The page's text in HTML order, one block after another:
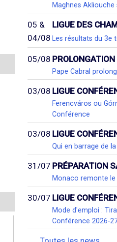
Maghnes Akliouche
05 &
04/08
LIGUE DES
Les résultats du 3e
05/08
Pape Cabral
03/08 LIGUE
Ferencváros ou
Conférence
03/08 LIGUE
Qui en barrage de
31/07 PRÉPARATION
Monaco remonte le
30/07 LIGUE
Mode d'emploi :
Conférence 2026-